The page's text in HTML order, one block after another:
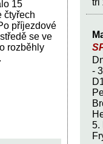
15
čtyřech
příjezdové
se ve
rozběhly
tři
-
5.